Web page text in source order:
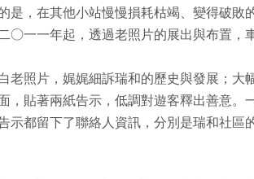
是，在其他小站慢慢損耗枯竭、變得破
○一一年起，透過老照片的展出與布置，
老照片，娓娓細訴瑞和的歷史與發展；
，貼著兩紙告示，低調對遊客釋出善意
示都留下了聯絡人資訊，分別是瑞和社區